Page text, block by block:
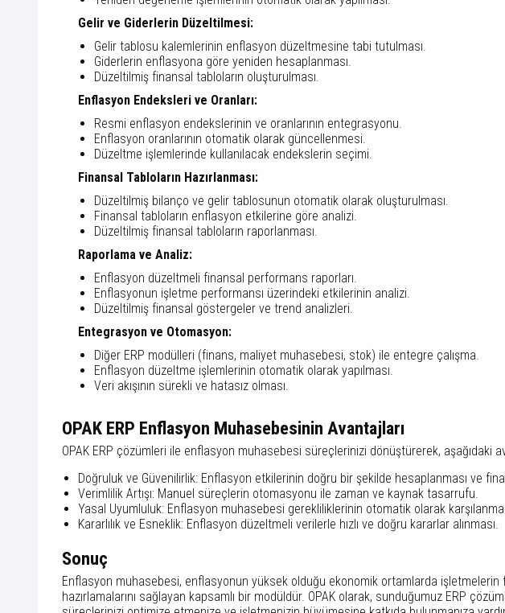
Gelir ve Giderlerin Düzeltilmesi:
Gelir tablosu kalemlerinin enflasyon düzeltmesine tabi tutulması.
Giderlerin enflasyona göre yeniden hesaplanması.
Düzeltilmiş finansal tabloların oluşturulması.
Enflasyon Endeksleri ve Oranları:
Resmi enflasyon endekslerinin ve oranlarının entegrasyonu.
Enflasyon oranlarının otomatik olarak güncellenmesi.
Düzeltme işlemlerinde kullanılacak endekslerin seçimi.
Finansal Tabloların Hazırlanması:
Düzeltilmiş bilanço ve gelir tablosunun otomatik olarak oluşturulması.
Finansal tabloların enflasyon etkilerine göre analizi.
Düzeltilmiş finansal tabloların raporlanması.
Raporlama ve Analiz:
Enflasyon düzeltmeli finansal performans raporları.
Enflasyonun işletme performansı üzerindeki etkilerinin analizi.
Düzeltilmiş finansal göstergeler ve trend analizleri.
Entegrasyon ve Otomasyon:
Diğer ERP modülleri (finans, maliyet muhasebesi, stok) ile entegre çalışma.
Enflasyon düzeltme işlemlerinin otomatik olarak yapılması.
Veri akışının sürekli ve hatasız olması.
OPAK ERP Enflasyon Muhasebesinin Avantajları
OPAK ERP çözümleri ile enflasyon muhasebesi süreçlerinizi dönüştürerek, aşağıdaki
Doğruluk ve Güvenilirlik: Enflasyon etkilerinin doğru bir şekilde hesaplanması ve
Verimlilik Artışı: Manuel süreçlerin otomasyonu ile zaman ve kaynak tasarrufu.
Yasal Uyumluluk: Enflasyon muhasebesi gerekliliklerinin otomatik olarak
Kararlılık ve Esneklik: Enflasyon düzeltmeli verilerle hızlı ve doğru kararlar alınması.
Sonuç
Enflasyon muhasebesi, enflasyonun yüksek olduğu ekonomik ortamlarda işletmelerin
hazırlamalarını sağlayan kapsamlı bir modüldür. OPAK olarak, sunduğumuz ERP